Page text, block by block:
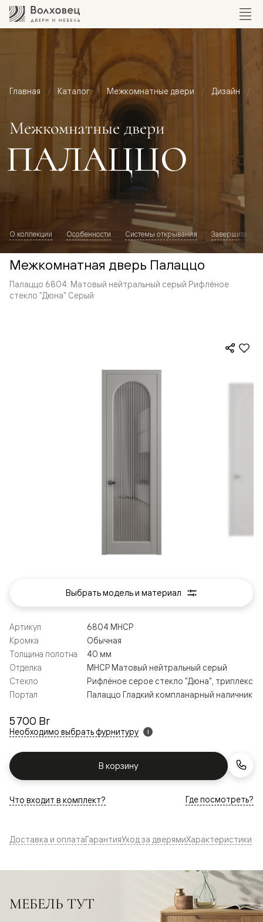
Главная Каталог Межкомнатные двери Дизайн
Межкомнатные двери
ПАЛАЦЦО
О коллекции Особенности Системы открывания Завершите
Межкомнатная дверь Палаццо
Палаццо 6804. Матовый нейтральный серый Рифлёное
стекло "Дюна" Серый
5 700 Br
Необходимо выбрать фурнитуру i
В корзину
Артикул
6804 МНСР
Кромка
Обычная
Толщина полотна
40 мм
Отделка
МНСР Матовый нейтральный серый
Стекло
Рифлёное серое стекло "Дюна", триплекс
Портал
Палаццо Гладкий компланарный наличник
Что входит в комплект? Где посмотреть?
Выбрать модель и материал
Доставка и оплатаГарантияУход за дверямиХарактеристики
МЕБЕЛЬ ТУТ